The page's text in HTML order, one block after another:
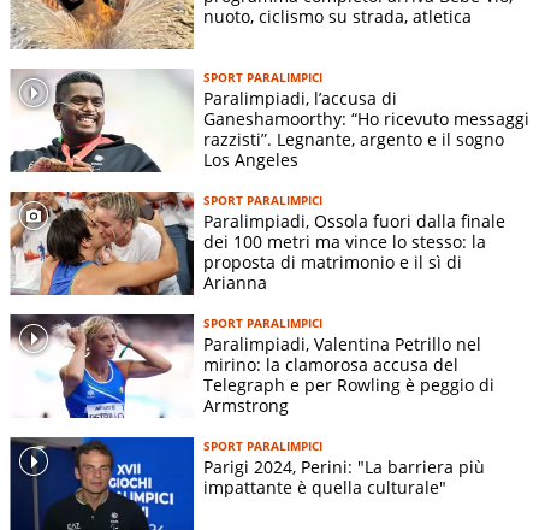
nuoto, ciclismo su strada, atletica
SPORT PARALIMPICI
Paralimpiadi, l’accusa di
Ganeshamoorthy: “Ho ricevuto messaggi
razzisti”. Legnante, argento e il sogno
Los Angeles
SPORT PARALIMPICI
Paralimpiadi, Ossola fuori dalla finale
dei 100 metri ma vince lo stesso: la
proposta di matrimonio e il sì di
Arianna
SPORT PARALIMPICI
Paralimpiadi, Valentina Petrillo nel
mirino: la clamorosa accusa del
Telegraph e per Rowling è peggio di
Armstrong
SPORT PARALIMPICI
Parigi 2024, Perini: "La barriera più
impattante è quella culturale"